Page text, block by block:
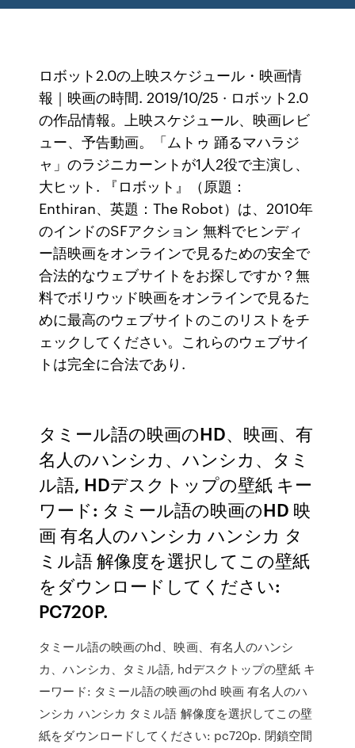
ロボット2.0の上映スケジュール・映画情
報｜映画の時間. 2019/10/25 · ロボット2.0
の作品情報。上映スケジュール、映画レビ
ュー、予告動画。「ムトゥ 踊るマハラジ
ャ」のラジニカーントが1人2役で主演し、
大ヒット. 『ロボット』（原題：
Enthiran、英題：The Robot）は、2010年
のインドのSFアクション 無料でヒンディ
ー語映画をオンラインで見るための安全で
合法的なウェブサイトをお探しですか？無
料でボリウッド映画をオンラインで見るた
めに最高のウェブサイトのこのリストをチ
ェックしてください。これらのウェブサイ
トは完全に合法であり.
タミール語の映画のHD、映画、有
名人のハンシカ、ハンシカ、タミ
ル語, HDデスクトップの壁紙 キー
ワード: タミール語の映画のHD 映
画 有名人のハンシカ ハンシカ タ
ミル語 解像度を選択してこの壁紙
をダウンロードしてください:
PC720P.
タミール語の映画のhd、映画、有名人のハンシ
カ、ハンシカ、タミル語, hdデスクトップの壁紙 キ
ーワード: タミール語の映画のhd 映画 有名人のハ
ンシカ ハンシカ タミル語 解像度を選択してこの壁
紙をダウンロードしてください: pc720p. 閉鎖空間